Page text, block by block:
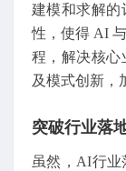
建模和求解的
性，使得 AI
程，解决核心
及模式创新，
突破行业落
虽然，AI行业